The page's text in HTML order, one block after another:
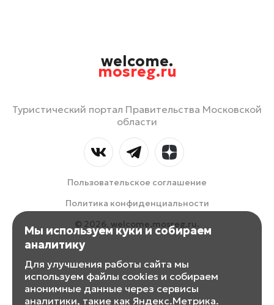
welcome.
mosreg.ru
Туристический портал Правительства Московской
области
Пользовательское соглашение
Политика конфиденциальности
© 2026, welcome.mosreg.ru.
Мы используем куки и собираем
аналитику
Для улучшения работы сайта мы
используем файлы cookies и собираем
анонимные данные через сервисы
аналитики, такие как Яндекс.Метрика.